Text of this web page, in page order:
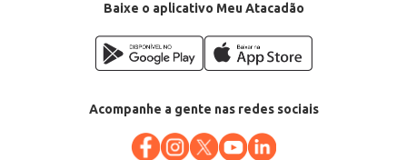
Baixe o aplicativo Meu Atacadão
Acompanhe a gente nas redes sociais